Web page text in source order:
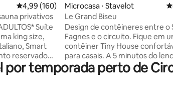
4,99 de uma avaliação média de 5, 160
4,99 (160)
privativos
Suíte
king size,
Smart
reservado
✨
Microcasa ⋅ Stavelot
Le Grand Biseu
Design de contêineres entre o
Fagnes e o circuito. Fique em um
contêiner Tiny House
para casais. A 5 minutos do lendário
circuito de Spa-
ritmo dos eventos
por temporada perto de